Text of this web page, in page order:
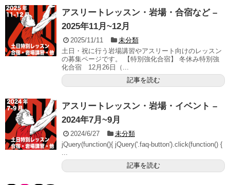
アスリートレッスン・岩場・合宿など –
2025年11月~12月
2025/11/11
未分類
土日・祝に行う岩場講習やアスリート向けのレッスン
の募集ページです。 【特別強化合宿】 冬休み特別強
化合宿 12月26日（...
記事を読む
アスリートレッスン・岩場・イベント –
2024年7月~9月
2024/6/27
未分類
jQuery(function(){ jQuery('.faq-button').click(function() {
...
記事を読む